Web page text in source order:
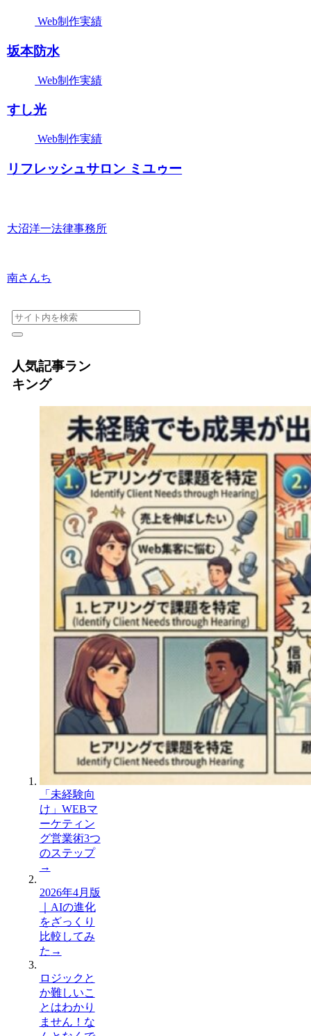
Web制作実績
坂本防水
Web制作実績
すし光
Web制作実績
リフレッシュサロン ミユゥー
大沼洋一法律事務所
南さんち
人気記事ラン
キング
「未経験向
け」WEBマ
ーケティン
グ営業術3つ
のステップ
→
2026年4月版
｜AIの進化
をざっくり
比較してみ
た →
ロジックと
か難しいこ
とはわかり
ません！な